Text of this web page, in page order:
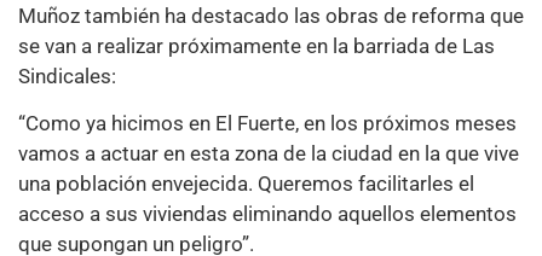
Muñoz también ha destacado las obras de reforma que
se van a realizar próximamente en la barriada de Las
Sindicales:
“Como ya hicimos en El Fuerte, en los próximos meses
vamos a actuar en esta zona de la ciudad en la que vive
una población envejecida. Queremos facilitarles el
acceso a sus viviendas eliminando aquellos elementos
que supongan un peligro”.